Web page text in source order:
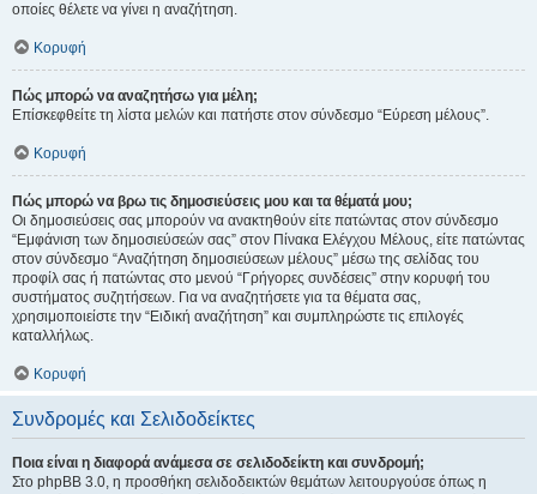
οποίες θέλετε να γίνει η αναζήτηση.
Κορυφή
Πώς μπορώ να αναζητήσω για μέλη;
Επίσκεφθείτε τη λίστα μελών και πατήστε στον σύνδεσμο “Εύρεση μέλους”.
Κορυφή
Πώς μπορώ να βρω τις δημοσιεύσεις μου και τα θέματά μου;
Οι δημοσιεύσεις σας μπορούν να ανακτηθούν είτε πατώντας στον σύνδεσμο
“Εμφάνιση των δημοσιεύσεών σας” στον Πίνακα Ελέγχου Μέλους, είτε πατώντας
στον σύνδεσμο “Αναζήτηση δημοσιεύσεων μέλους” μέσω της σελίδας του
προφίλ σας ή πατώντας στο μενού “Γρήγορες συνδέσεις” στην κορυφή του
συστήματος συζητήσεων. Για να αναζητήσετε για τα θέματα σας,
χρησιμοποιείστε την “Ειδική αναζήτηση” και συμπληρώστε τις επιλογές
καταλλήλως.
Κορυφή
Συνδρομές και Σελιδοδείκτες
Ποια είναι η διαφορά ανάμεσα σε σελιδοδείκτη και συνδρομή;
Στο phpBB 3.0, η προσθήκη σελιδοδεικτών θεμάτων λειτουργούσε όπως η